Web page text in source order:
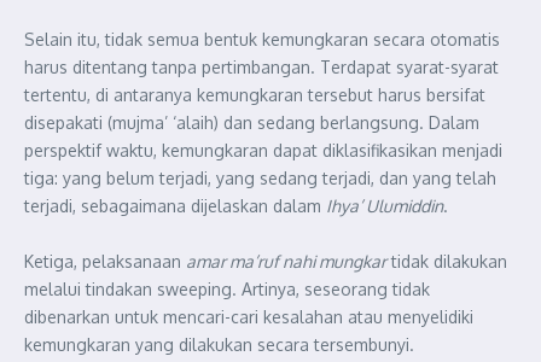
Selain itu, tidak semua bentuk kemungkaran secara otomatis
harus ditentang tanpa pertimbangan. Terdapat syarat-syarat
tertentu, di antaranya kemungkaran tersebut harus bersifat
disepakati (mujma’ ‘alaih) dan sedang berlangsung. Dalam
perspektif waktu, kemungkaran dapat diklasifikasikan menjadi
tiga: yang belum terjadi, yang sedang terjadi, dan yang telah
terjadi, sebagaimana dijelaskan dalam Ihya’ Ulumiddin.
Ketiga, pelaksanaan amar ma’ruf nahi mungkartidak dilakukan
melalui tindakan sweeping. Artinya, seseorang tidak
dibenarkan untuk mencari-cari kesalahan atau menyelidiki
kemungkaran yang dilakukan secara tersembunyi.